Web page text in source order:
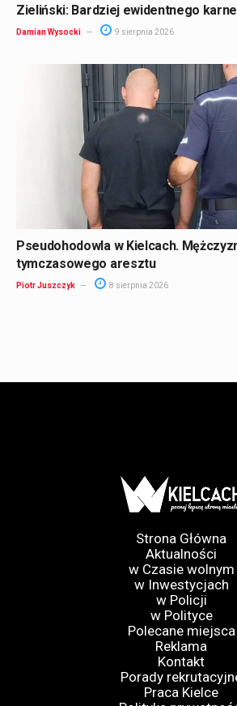
Zieliński: Bardziej ewidentnego
Damian Wysocki 9 sierpnia 2026
Pseudohodowla w Kielcach.
tymczasowego aresztu
Piotr Juszczyk 8 sierpnia 2026
Strona Główna
Aktualności
w Czasie wolnym
w Inwestycjach
w Policji
w Polityce
Polecane miejsca
Reklama
Kontakt
Porady
Praca Kielce